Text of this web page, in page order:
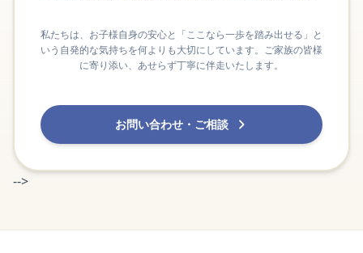
私たちは、お子様自身の安心と「ここなら一歩を踏み出せる」と
いう自発的な気持ちを何よりも大切にしています。ご家族の皆様
に寄り添い、あせらず丁寧に伴走いたします。
お問い合わせ・ご相談
-->